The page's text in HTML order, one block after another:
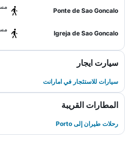
Ponte de Sao Goncalo
Igreja de Sao Goncalo
سيارت ايجار
سيارات للاستئجار في امارانت
المطارات القريبة
رحلات طيران إلى Porto